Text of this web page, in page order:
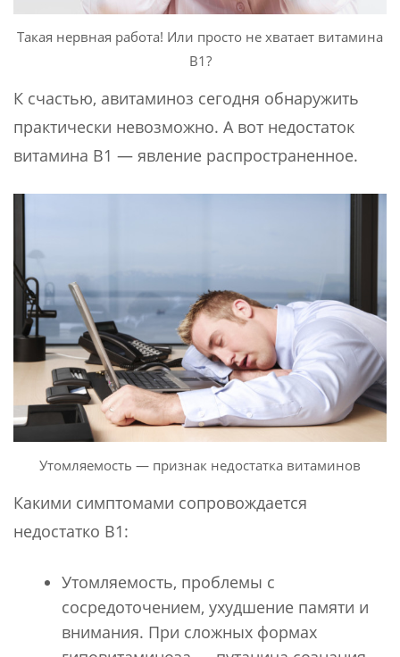
Такая нервная работа! Или просто не хватает витамина
В1?
К счастью, авитаминоз сегодня обнаружить
практически невозможно. А вот недостаток
витамина В1 — явление распространенное.
Утомляемость — признак недостатка витаминов
Какими симптомами сопровождается
недостатко В1:
Утомляемость, проблемы с
сосредоточением, ухудшение памяти и
внимания. При сложных формах